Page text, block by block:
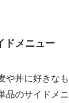
ドメニュー
や丼に好きな
品のサイドメ